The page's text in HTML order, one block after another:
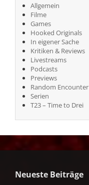
Allgemein
Filme
Games
Hooked Originals
In eigener Sache
Kritiken & Reviews
Livestreams
Podcasts
Previews
Random Encounter
Serien
T23 – Time to Drei
Neueste Beiträge